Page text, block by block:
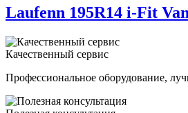
Laufenn 195R14 i-Fit
Качественный сервис
Профессиональное оборудование,